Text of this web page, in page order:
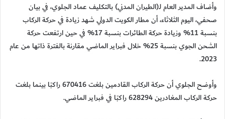
وأضاف المدير العام لـ(الطيران المدني) بالتكليف عماد الجلوي، في بيان
صحفي، اليوم الثلاثاء، أن مطار الكويت الدولي شهد زيادة في حركة الركاب
بنسبة 11% وزيادة حركة الطائرات بنسبة 17% في حين ارتفعت حركة
الشحن الجوي بنسبة 25% خلال فبراير الماضي مقارنة بالفترة ذاتها من عام
2023.
وأوضح الجلوي أن حركة الركاب القادمين بلغت 670416 راكبًا بينما بلغت
حركة الركاب المغادرين 628294 راكبًا في فبراير الماضي.